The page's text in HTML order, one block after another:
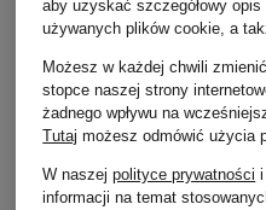
aby uzyskać szczegółowy
używanych plików cookie, a
Możesz w każdej chwili
stopce naszej strony
żadnego wpływu na
Tutaj możesz odmówić użycia
W naszejpolityce prywatności
informacji na temat